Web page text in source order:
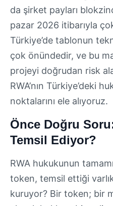
da şirket payları
pazar 2026 itibarıyla
Türkiye’de tablonun
çok önündedir, ve bu
projeyi doğrudan risk
RWA’nın Türkiye’deki
noktalarını ele alıyoruz.
Önce Doğru
Temsil Ediyor?
RWA hukukunun
token, temsil ettiği
kuruyor? Bir token; bir